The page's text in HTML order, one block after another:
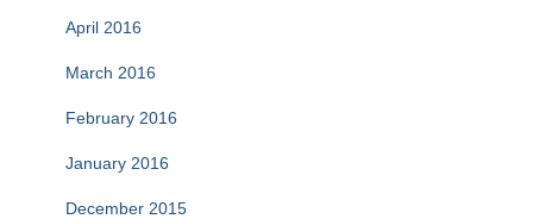
April 2016
March 2016
February 2016
January 2016
December 2015